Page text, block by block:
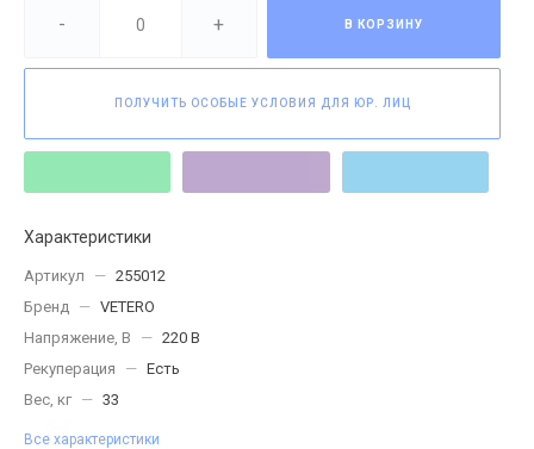
- + В КОРЗИНУ
ПОЛУЧИТЬ ОСОБЫЕ УСЛОВИЯ ДЛЯ ЮР. ЛИЦ
Характеристики
Артикул — 255012
Бренд — VETERO
Напряжение, В
— 220 В
Рекуперация
— Есть
Вес, кг — 33
Все характеристики